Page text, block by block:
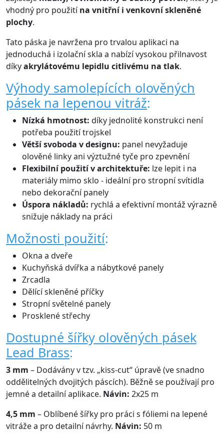
vhodný pro použitína vnitřní i venkovní skleněné
plochy.
Tato páska je navržena pro trvalou aplikaci na
jednoduchá i izolační skla a nabízí vysokou přilnavost
díkyakrylátovému lepidlu citlivému na tlak.
Výhody samolepících olověných
pásek na lepenou vitráž:
Nízká hmotnost: díky jednolité konstrukci není
potřeba použití trojskel
Větší svoboda v designu: panel nevyžaduje
olověné linky ani výztužné tyče pro zpevnění
Flexibilní použití v architektuře: lze lepit i na
materiály mimo sklo - ideální pro stropní svítidla
nebo dekorační panely
Úspora nákladů: rychlá a efektivní montáž výrazně
snižuje náklady na práci
Možnosti použití:
Okna a dveře
Kuchyňská dvířka a nábytkové panely
Zrcadla
Dělící skleněné příčky
Stropní světelné panely
Prosklené střechy
Dostupné šířky olověných pásek
Lead Brass:
3 mm – Dodávány v tzv. „kiss-cut“ úpravě (ve snadno
oddělitelných dvojitých páscích). Běžně se používají pro
jemné a detailní aplikace. Návin: 2x25 m
4,5 mm – Oblíbené šířky pro práci s fóliemi na lepené
vitráže a pro detailní návrhy. Návin: 50 m